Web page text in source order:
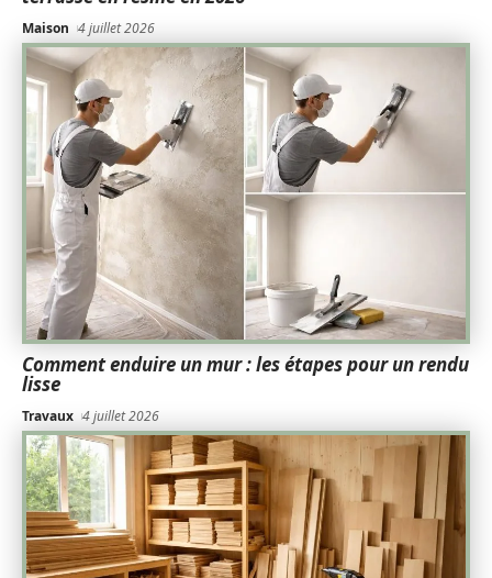
Maison 4 juillet 2026
Comment enduire un mur : les étapes pour un rendu
lisse
Travaux 4 juillet 2026